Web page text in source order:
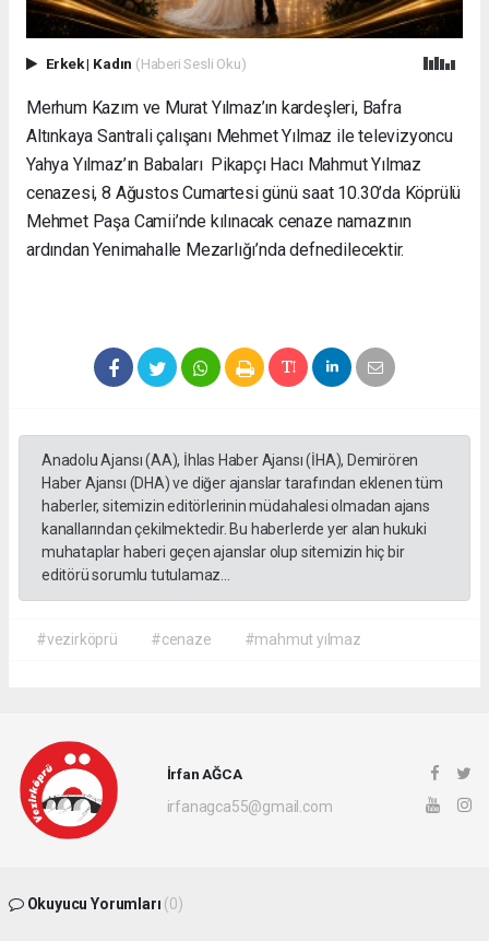
Erkek| Kadın (Haberi Sesli Oku)
Merhum Kazım ve Murat Yılmaz’ın kardeşleri, Bafra
Altınkaya Santrali çalışanı Mehmet Yılmaz ile televizyoncu
Yahya Yılmaz’ın Babaları Pikapçı Hacı Mahmut Yılmaz
cenazesi, 8 Ağustos Cumartesi günü saat 10.30’da Köprülü
Mehmet Paşa Camii’nde kılınacak cenaze namazının
ardından Yenimahalle Mezarlığı’nda defnedilecektir.
Anadolu Ajansı (AA), İhlas Haber Ajansı (İHA), Demirören
Haber Ajansı (DHA) ve diğer ajanslar tarafından eklenen tüm
haberler, sitemizin editörlerinin müdahalesi olmadan ajans
kanallarından çekilmektedir. Bu haberlerde yer alan hukuki
muhataplar haberi geçen ajanslar olup sitemizin hiç bir
editörü sorumlu tutulamaz...
#vezirköprü #cenaze #mahmut yılmaz
İrfan AĞCA
irfanagca55@gmail.com
Okuyucu Yorumları (0)